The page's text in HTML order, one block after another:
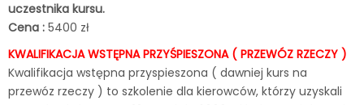
uczestnika kursu.
Cena : 5400 zł
KWALIFIKACJA WSTĘPNA PRZYŚPIESZONA ( PRZEWÓZ RZECZY )
Kwalifikacja wstępna przyspieszona ( dawniej kurs na
przewóz rzeczy ) to szkolenie dla kierowców, którzy uzyskali